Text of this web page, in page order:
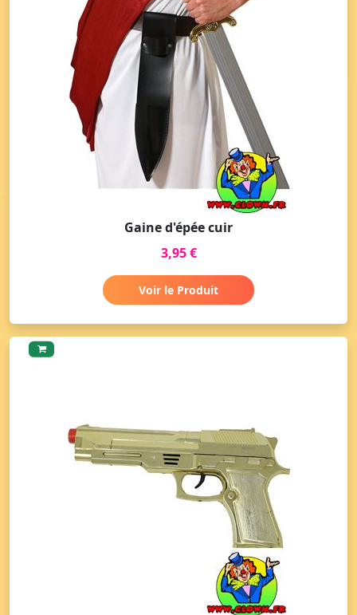
Gaine d'épée cuir
3,95 €
Voir le Produit